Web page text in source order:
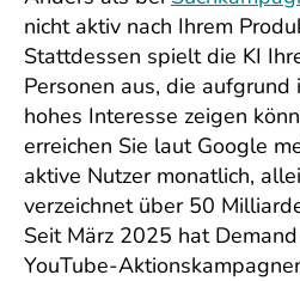
nicht aktiv nach Ihrem
Stattdessen spielt die KI
Personen aus, die aufgrund
hohes Interesse zeigen
erreichen Sie laut Google
aktive Nutzer monatlich,
verzeichnet über 50
Seit März 2025 hat
YouTube-